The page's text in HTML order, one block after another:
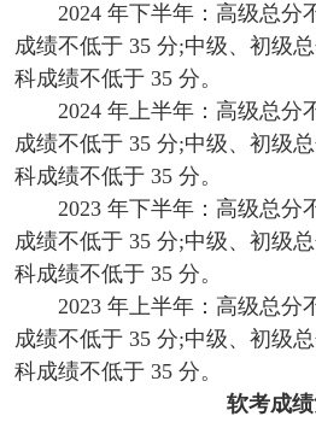
2024 年下半年：高级总分
成绩不低于 35 分;中级、初级
科成绩不低于 35 分。
2024 年上半年：高级总分
成绩不低于 35 分;中级、初级
科成绩不低于 35 分。
2023 年下半年：高级总分
成绩不低于 35 分;中级、初级
科成绩不低于 35 分。
2023 年上半年：高级总分
成绩不低于 35 分;中级、初级
科成绩不低于 35 分。
软考成